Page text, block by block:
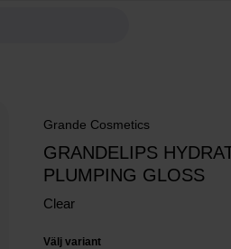
Grande Cosmetics
GRANDELIPS
PLUMPING GLOSS
Clear
Välj variant